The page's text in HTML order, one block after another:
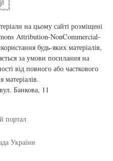
на цьому сайті розміщені
Attribution-NonCommercial-
будь-яких матеріалів,
за умови посилання на
від повного або часткового
матеріалів.
Банкова, 11
портал
України